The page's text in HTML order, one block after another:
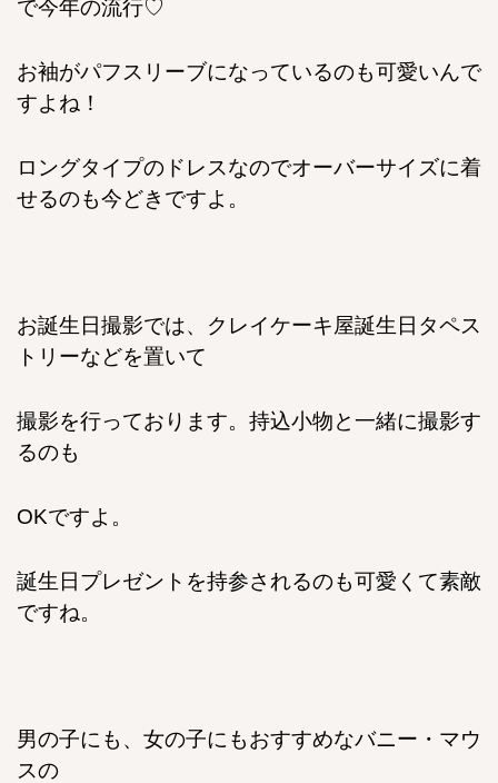
で今年の流行♡
お袖がパフスリーブになっているのも可愛いんで
すよね！
ロングタイプのドレスなのでオーバーサイズに着
せるのも今どきですよ。
お誕生日撮影では、クレイケーキ屋誕生日タペス
トリーなどを置いて
撮影を行っております。持込小物と一緒に撮影す
るのも
OKですよ。
誕生日プレゼントを持参されるのも可愛くて素敵
ですね。
男の子にも、女の子にもおすすめなバニー・マウ
スの